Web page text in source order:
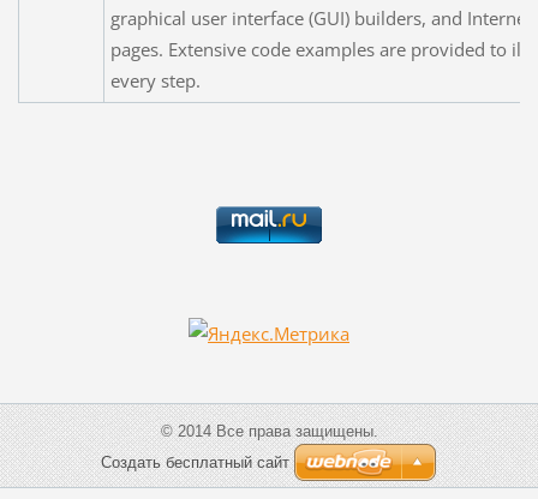
graphical user interface (GUI) builders, and Internet
pages. Extensive code examples are provided to
every step.
© 2014 Все права защищены.
Создать бесплатный сайт